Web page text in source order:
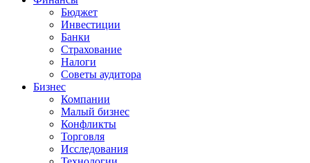
Бюджет
Инвестиции
Банки
Страхование
Налоги
Советы аудитора
Бизнес
Компании
Малый бизнес
Конфликты
Торговля
Исследования